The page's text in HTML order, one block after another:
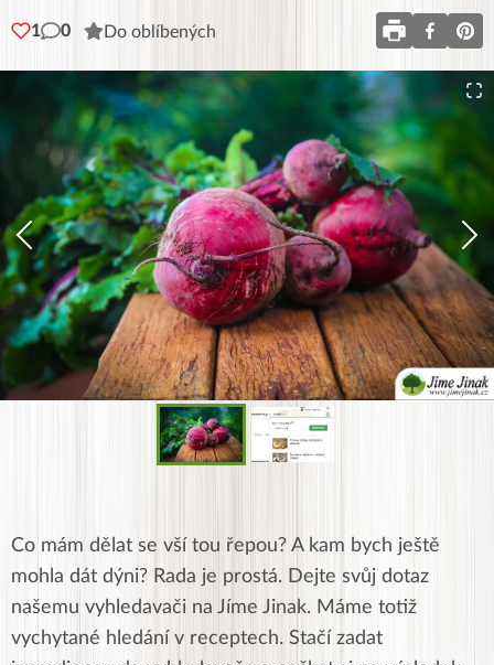
1 0 Do oblíbených
Co mám dělat se vší tou řepou? A kam bych ještě
mohla dát dýni? Rada je prostá. Dejte svůj dotaz
našemu vyhledavači na Jíme Jinak. Máme totiž
vychytané hledání v receptech. Stačí zadat